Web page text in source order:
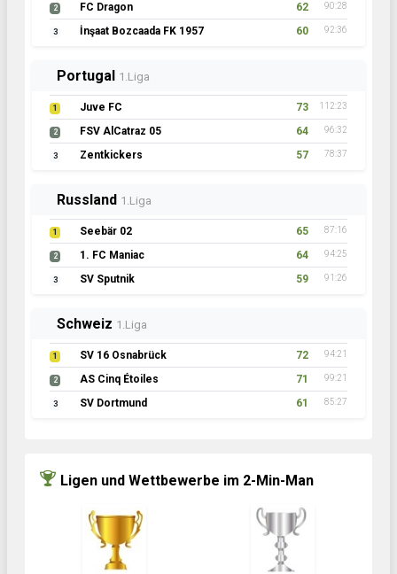
2 FC Dragon 62 90:28
3 İnşaat Bozcaada FK 1957 60 92:36
Portugal 1.Liga
1 Juve FC 73 112:23
2 FSV AlCatraz 05 64 96:32
3 Zentkickers 57 78:37
Russland 1.Liga
1 Seebär 02 65 87:16
2 1. FC Maniac 64 94:25
3 SV Sputnik 59 91:26
Schweiz 1.Liga
1 SV 16 Osnabrück 72 94:21
2 AS Cinq Étoiles 71 99:21
3 SV Dortmund 61 85:27
Ligen und Wettbewerbe im 2-Min-Man